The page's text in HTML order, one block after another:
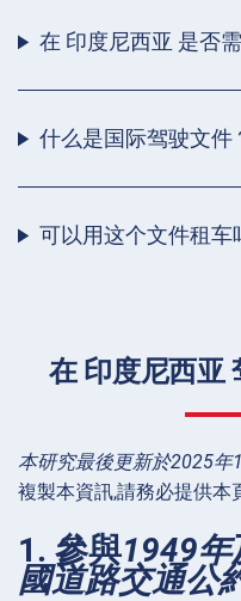
在 印度尼西亚 是否
什么是国际驾驶文件
可以用这个文件租车
在 印度尼西亚
本研究最後更新於2025年
複製本資訊,請務必提供本
1. 參與1949年
國道路交通公